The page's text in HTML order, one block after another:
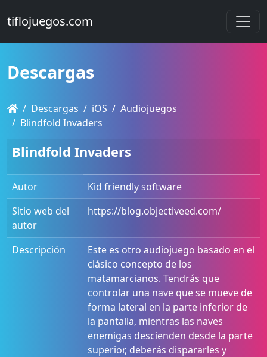
tiflojuegos.com
Descargas
Descargas iOS
Audiojuegos
Blindfold Invaders
Blindfold Invaders
Autor
Kid friendly software
Sitio web del
autor
https://blog.objectiveed.com/
Descripción
Este es otro audiojuego basado en el
clásico concepto de los
matamarcianos. Tendrás que
controlar una nave que se mueve de
forma lateral en la parte inferior de
la pantalla, mientras las naves
enemigas descienden desde la parte
superior, deberás dispararles y